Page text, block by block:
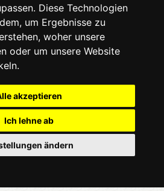
Diese Technologien
um Ergebnisse zu
woher unsere
oder um unsere Website
akzeptieren
Ich lehne ab
ändern